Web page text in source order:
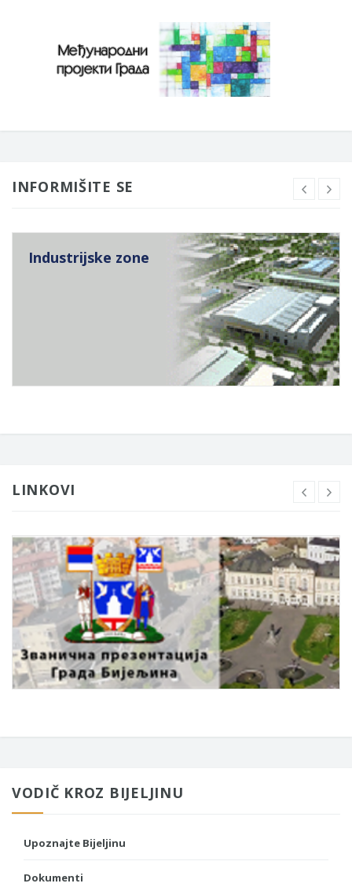
INFORMIŠITE SE
Industrijske zone
LINKOVI
VODIČ KROZ BIJELJINU
Upoznajte Bijeljinu
Dokumenti